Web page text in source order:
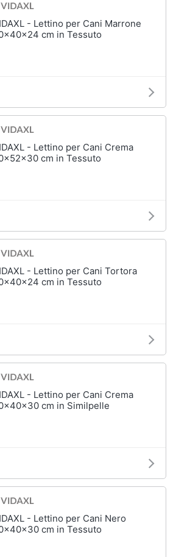
- Lettino per Cani Marrone
cm in Tessuto
- Lettino per Cani Crema
cm in Tessuto
- Lettino per Cani Tortora
cm in Tessuto
- Lettino per Cani Crema
cm in Similpelle
- Lettino per Cani Nero
cm in Tessuto